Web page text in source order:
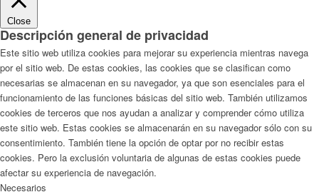
Close
Descripción general de privacidad
Este sitio web utiliza cookies para mejorar su experiencia mientras navega
por el sitio web. De estas cookies, las cookies que se clasifican como
necesarias se almacenan en su navegador, ya que son esenciales para el
funcionamiento de las funciones básicas del sitio web. También utilizamos
cookies de terceros que nos ayudan a analizar y comprender cómo utiliza
este sitio web. Estas cookies se almacenarán en su navegador sólo con su
consentimiento. También tiene la opción de optar por no recibir estas
cookies. Pero la exclusión voluntaria de algunas de estas cookies puede
afectar su experiencia de navegación.
Necesarios